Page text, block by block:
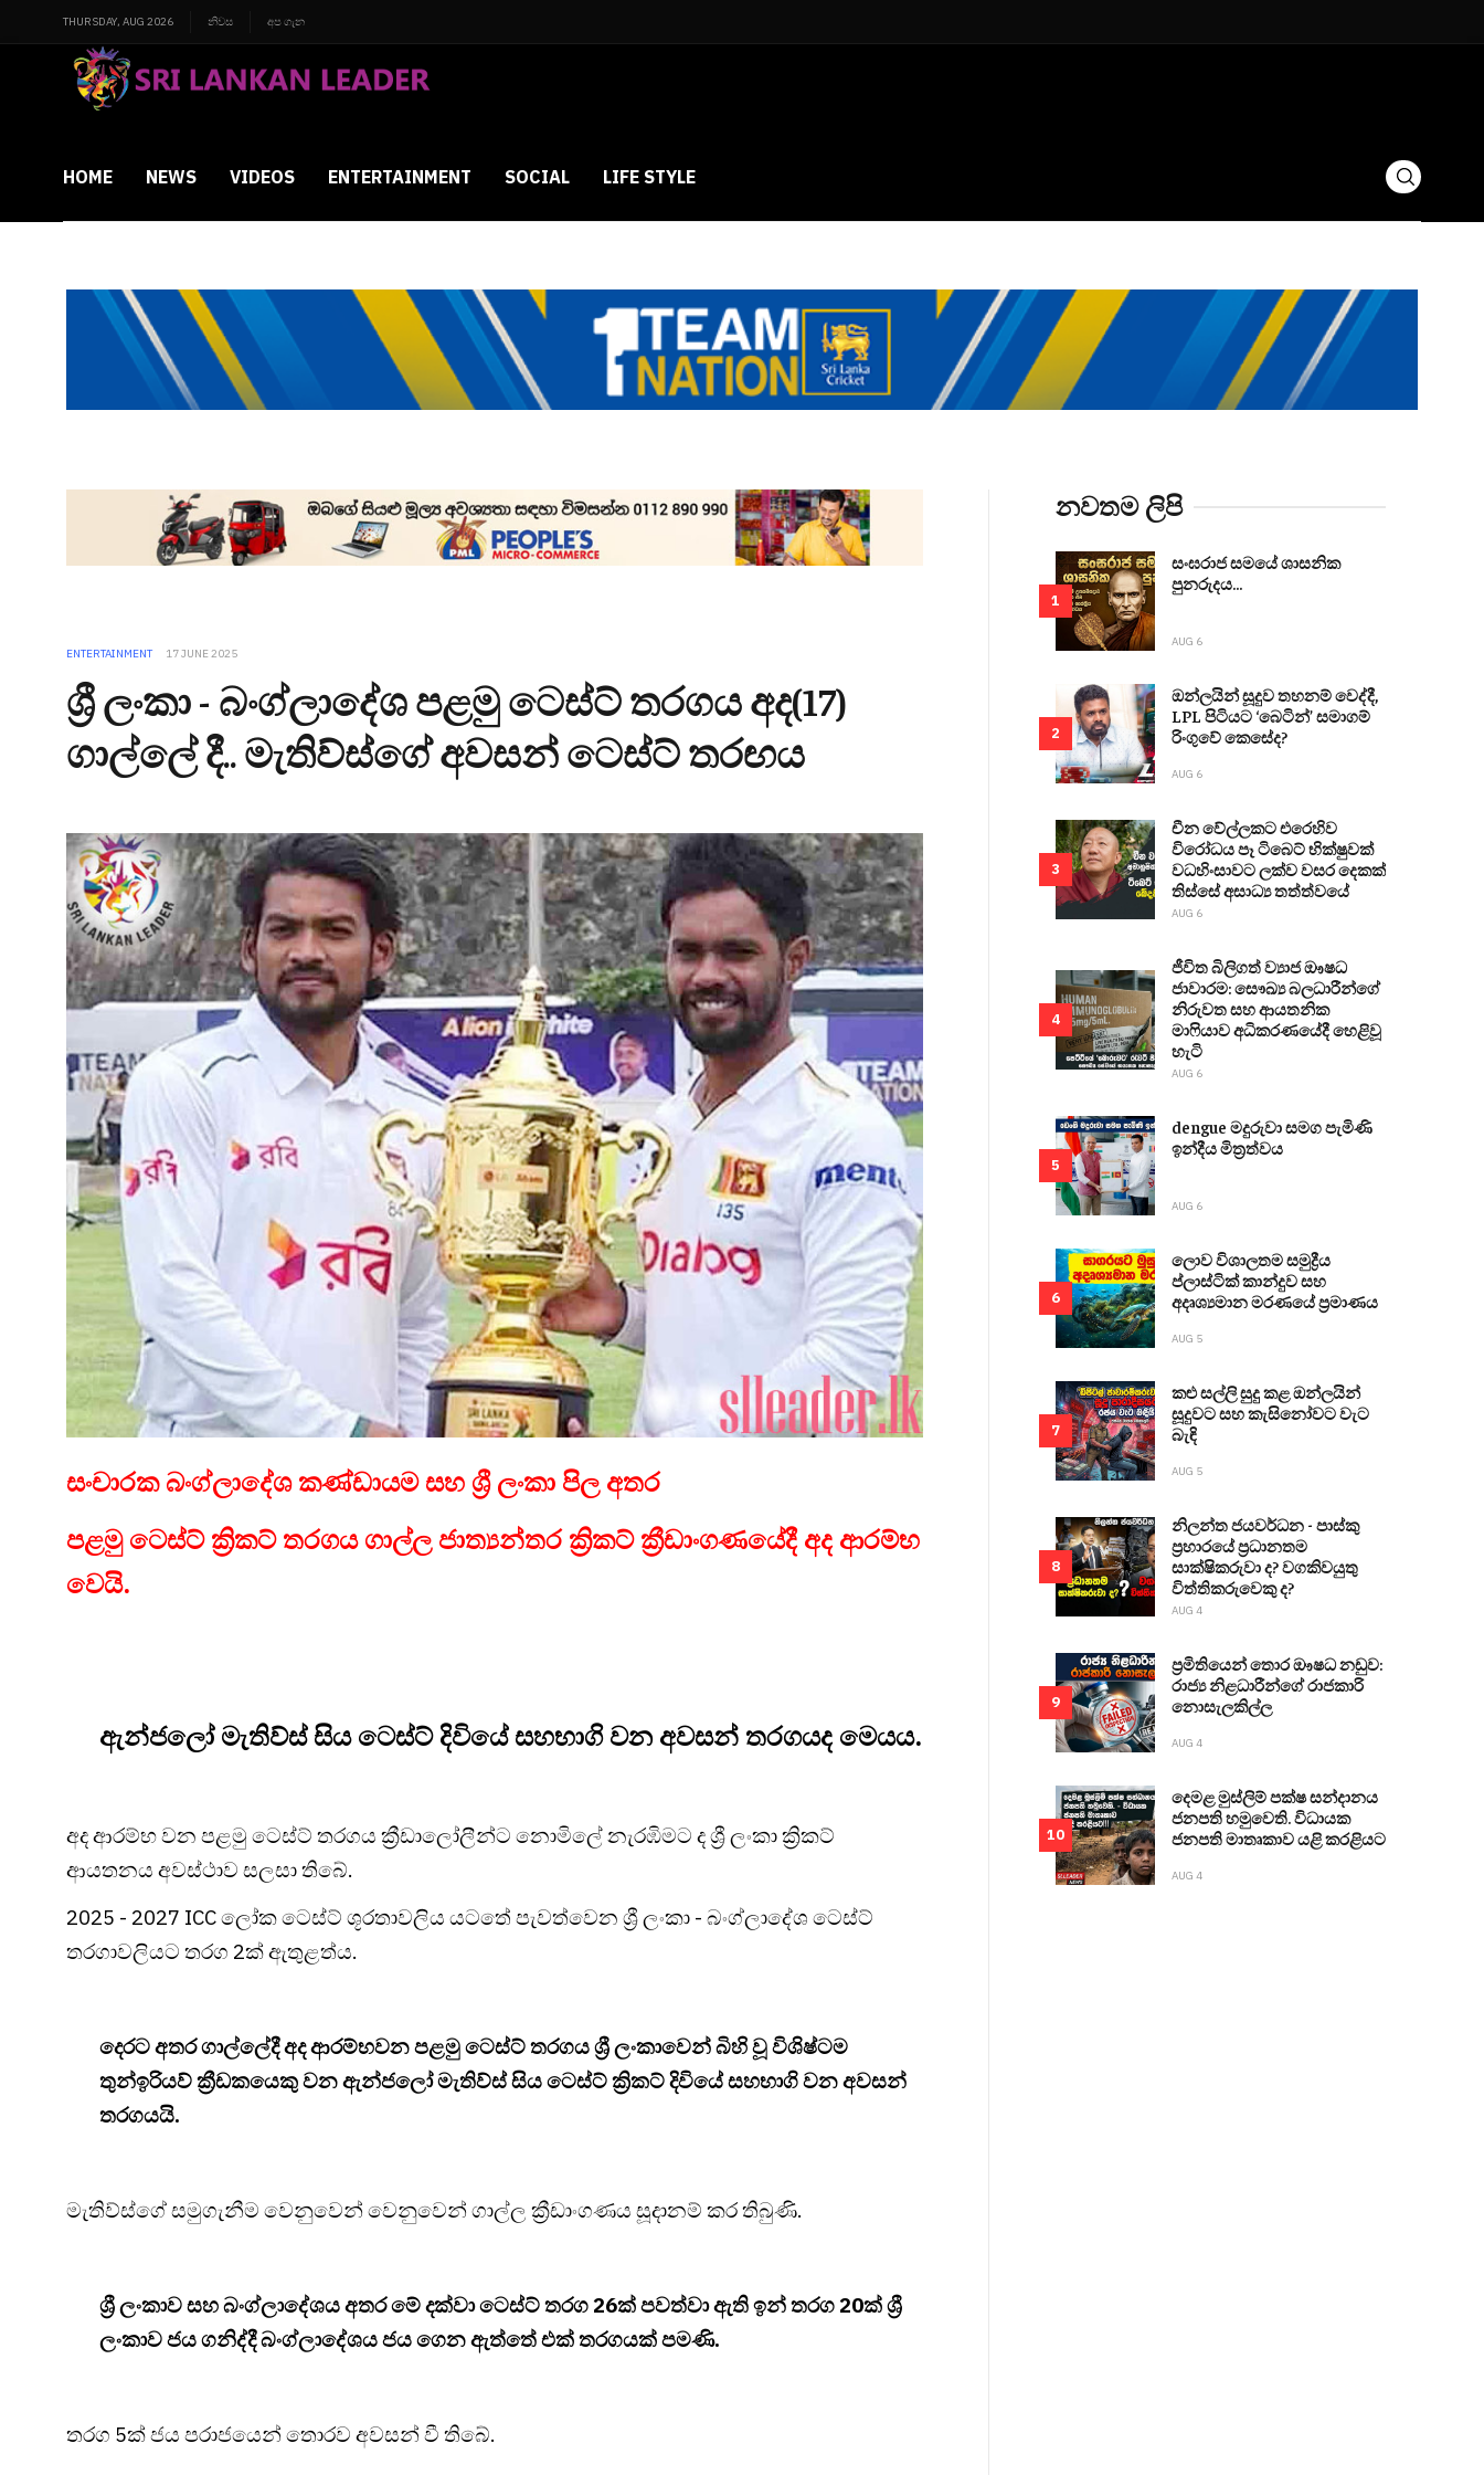
THURSDAY, AUG 2026 නිවස අප ගැන
HOME NEWS VIDEOS ENTERTAINMENT SOCIAL LIFE STYLE
ENTERTAINMENT 17 JUNE 2025
ශ්‍රී ලංකා - බංග්ලාදේශ පළමු ටෙස්ට් තරගය අද(17)
ගාල්ලේ දී.. මැතිව්ස්ගේ අවසන් ටෙස්ට් තරඟය
සංචාරක බංග්ලාදේශ කණ්ඩායම සහ ශ්‍රී ලංකා පිල අතර
පළමු ටෙස්ට් ක්‍රිකට් තරගය ගාල්ල ජාත්‍යන්තර ක්‍රිකට් ක්‍රීඩාංගණයේදී අද ආරම්භ
වෙයි.
ඇන්ජලෝ මැතිව්ස් සිය ටෙස්ට් දිවියේ සහභාගි වන අවසන් තරගයද මෙයය.
අද ආරම්භ වන පළමු ටෙස්ට් තරගය ක්‍රීඩාලෝලීන්ට නොමිලේ නැරඹිමට ද ශ්‍රී ලංකා ක්‍රිකට්
ආයතනය අවස්ථාව සලසා තිබේ.
2025 - 2027 ICC ලෝක ටෙස්ට් ශූරතාවලිය යටතේ පැවත්වෙන ශ්‍රී ලංකා - බංග්ලාදේශ ටෙස්ට්
තරගාවලියට තරග 2ක් ඇතුළත්ය.
දෙරට අතර ගාල්ලේදී අද ආරම්භවන පළමු ටෙස්ට් තරගය ශ්‍රී ලංකාවෙන් බිහි වූ විශිෂ්ටම
තුන්ඉරියව් ක්‍රීඩකයෙකු වන ඇන්ජලෝ මැතිව්ස් සිය ටෙස්ට් ක්‍රිකට් දිවියේ සහභාගි වන අවසන්
තරගයයි.
මැතිව්ස්ගේ සමුගැනීම වෙනුවෙන් වෙනුවෙන් ගාල්ල ක්‍රීඩාංගණය සූදානම් කර තිබුණි.
ශ්‍රී ලංකාව සහ බංග්ලාදේශය අතර මේ දක්වා ටෙස්ට් තරග 26ක් පවත්වා ඇති ඉන් තරග 20ක් ශ්‍රී
ලංකාව ජය ගනිද්දී බංග්ලාදේශය ජය ගෙන ඇත්තේ එක් තරගයක් පමණි.
තරග 5ක් ජය පරාජයෙන් තොරව අවසන් වී තිබේ.
නවතම ලිපි
1
සංඝරාජ සමයේ ශාසනික
පුනරුදය...
AUG 6
2
ඔන්ලයින් සූදුව තහනම් වෙද්දී,
LPL පිටියට ‘බෙටින්’ සමාගම්
රිංගුවේ කෙසේද?
AUG 6
3
චීන වේල්ලකට එරෙහිව
විරෝධය පෑ ටිබෙට් භික්ෂුවක්
වධහිංසාවට ලක්ව වසර දෙකක්
තිස්සේ අසාධ්‍ය තත්ත්වයේ
AUG 6
4
ජීවිත බිලිගත් ව්‍යාජ ඖෂධ
ජාවාරම: සෞඛ්‍ය බලධාරීන්ගේ
නිරුවත සහ ආයතනික
මාෆියාව අධිකරණයේදී හෙළිවූ
හැටි
AUG 6
5
dengue මදුරුවා සමග පැමිණි
ඉන්දීය මිත්‍රත්වය
AUG 6
6
ලොව විශාලතම සමුද්‍රීය
ප්ලාස්ටික් කාන්දුව සහ
අදෘශ්‍යමාන මරණයේ ප්‍රමාණය
AUG 5
7
කළු සල්ලි සුදු කළ ඔන්ලයින්
සූදුවට සහ කැසිනෝවට වැට
බැඳි
AUG 5
8
නිලන්ත ජයවර්ධන - පාස්කු
ප්‍රහාරයේ ප්‍රධානතම
සාක්ෂිකරුවා ද? වගකිවයුතු
විත්තිකරුවෙකු ද?
AUG 4
9
ප්‍රමිතියෙන් තොර ඖෂධ නඩුව:
රාජ්‍ය නිළධාරීන්ගේ රාජකාරි
නොසැලකිල්ල
AUG 4
10
දෙමළ මුස්ලිම් පක්ෂ සන්දානය
ජනපති හමුවෙති. විධායක
ජනපති මාතෘකාව යළි කරළියට
AUG 4